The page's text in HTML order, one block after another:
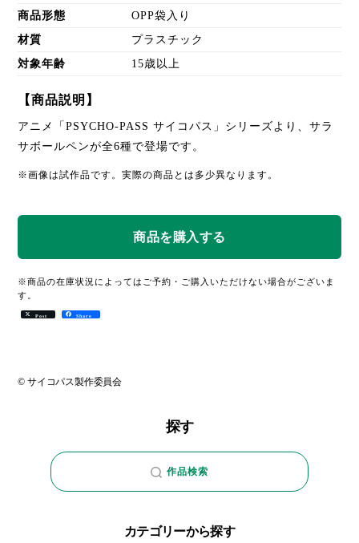
商品形態 OPP袋入り
材質 プラスチック
対象年齢 15歳以上
【商品説明】
アニメ「PSYCHO-PASS サイコパス」シリーズより、サラ
サボールペンが全6種で登場です。
※画像は試作品です。実際の商品とは多少異なります。
※商品の在庫状況によってはご予約・ご購入いただけない場合がございま
す。
Post Share
© サイコパス製作委員会
探す
作品検索
カテゴリーから探す